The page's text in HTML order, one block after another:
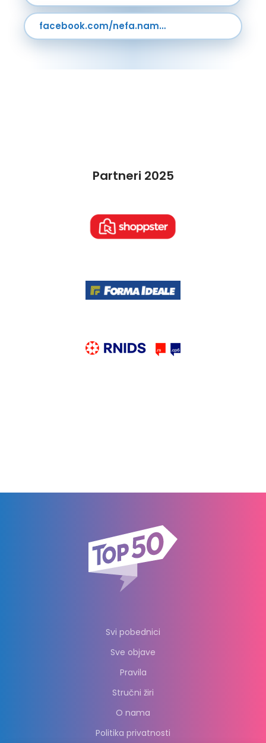
facebook.com/nefa.namestaj/
Partneri 2025
Svi pobednici
Sve objave
Pravila
Stručni žiri
O nama
Politika privatnosti